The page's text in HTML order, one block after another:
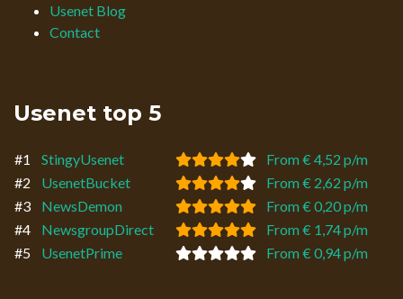
Usenet Blog
Contact
Usenet top 5
#1 StingyUsenet
From € 4,52 p/m
#2
UsenetBucket
From € 2,62 p/m
#3
NewsDemon
From € 0,20 p/m
#4
NewsgroupDirect
From € 1,74 p/m
#5
UsenetPrime From € 0,94 p/m